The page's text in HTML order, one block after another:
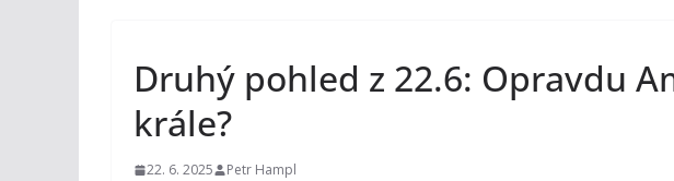
Druhý pohled z 22.6: Opravdu
krále?
22. 6. 2025 Petr Hampl